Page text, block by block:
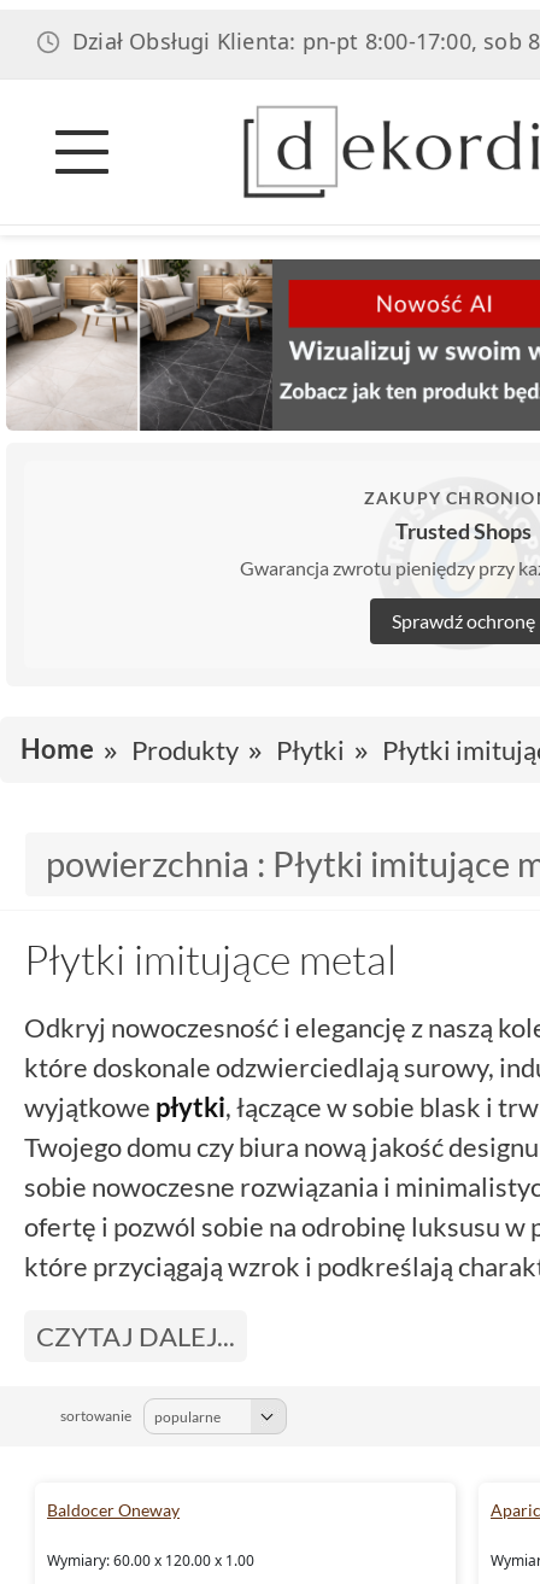
Obsługi Klienta: pn-pt 8:00-17:00, sob 8:00-
ZAKUPY
Trusted Shops
Gwarancja zwrotu pieniędzy przy
Sprawdź ochronę
Home Produkty Płytki Płytki
powierzchnia : Płytki imitujące
Płytki imitujące metal
Odkryj nowoczesność i elegancję z naszą
które doskonale odzwierciedlają surowy,
wyjątkowe płytki, łączące w sobie blask i
Twojego domu czy biura nową jakość
sobie nowoczesne rozwiązania i
ofertę i pozwól sobie na odrobinę luksusu w
które przyciągają wzrok i podkreślają
CZYTAJ DALEJ...
sortowanie
Baldocer Oneway
Wymiary: 60.00 x 120.00 x 1.00